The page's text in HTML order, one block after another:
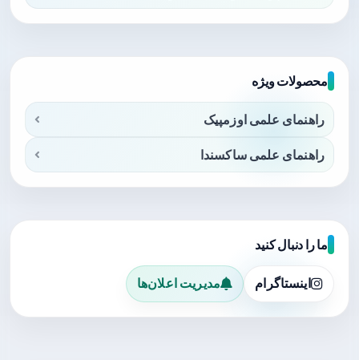
محصولات ویژه
راهنمای علمی اوزمپیک
راهنمای علمی ساکسندا
ما را دنبال کنید
اینستاگرام مدیریت اعلان‌ها